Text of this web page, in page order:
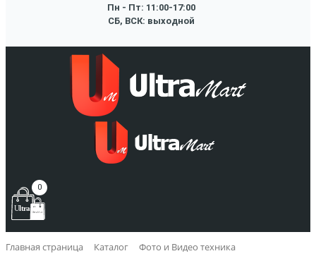
Пн - Пт: 11:00-17:00
СБ, ВСК: выходной
0
Главная страница Каталог
Фото и Видео техника